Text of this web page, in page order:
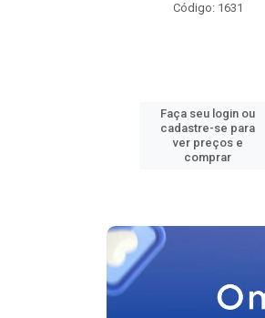
Código: 1631
Faça seu login ou
cadastre-se para
ver preços e
comprar